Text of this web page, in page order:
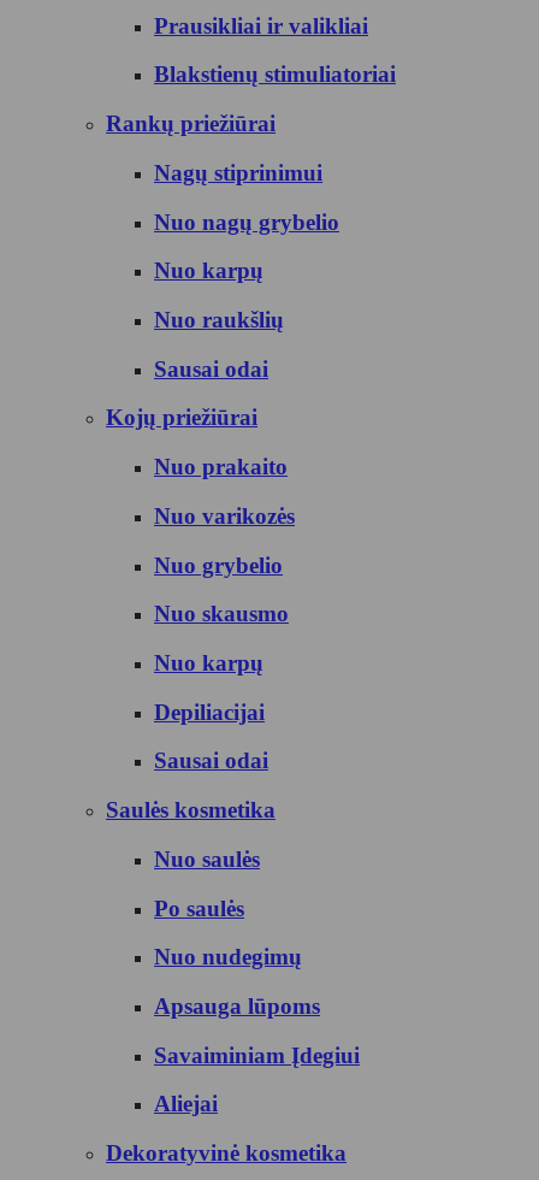
Prausikliai ir valikliai
Blakstienų stimuliatoriai
Rankų priežiūrai
Nagų stiprinimui
Nuo nagų grybelio
Nuo karpų
Nuo raukšlių
Sausai odai
Kojų priežiūrai
Nuo prakaito
Nuo varikozės
Nuo grybelio
Nuo skausmo
Nuo karpų
Depiliacijai
Sausai odai
Saulės kosmetika
Nuo saulės
Po saulės
Nuo nudegimų
Apsauga lūpoms
Savaiminiam Įdegiui
Aliejai
Dekoratyvinė kosmetika